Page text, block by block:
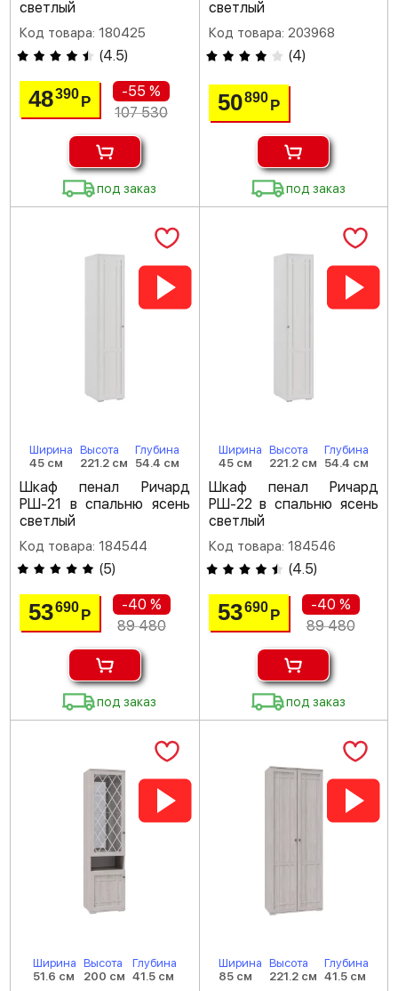
светлый
Код товара: 180425
(4.5)
48390Р
-55 %
107 530
под заказ
светлый
Код товара: 203968
(4)
50890 Р
под заказ
Ширина
45 см
Высота
221.2 см
Глубина
54.4 см
Шкаф пенал Ричард
РШ-21 в спальню ясень
светлый
Код товара: 184544
(5)
53690Р
-40 %
89 480
под заказ
Ширина
45 см
Высота
221.2 см
Глубина
54.4 см
Шкаф пенал Ричард
РШ-22 в спальню ясень
светлый
Код товара: 184546
(4.5)
53690 Р
-40 %
89 480
под заказ
Ширина
51.6 см
Высота
200 см
Глубина
41.5 см
Ширина
85 см
Высота
221.2 см
Глубина
41.5 см